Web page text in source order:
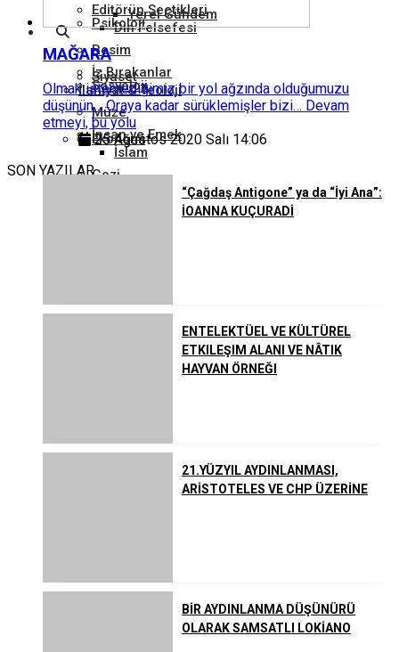
Din Felsefesi
İlahiyat & Teoloji
İslam
Hristiyanlık
Uzakdoğu Dinleri
Yerel Gündem
Siyaset
Ekonomi
Resim
Müze
Gezi
Psikoloji
Sosyoloji
Editörün Seçtikleri
İz Bırakanlar
İnsan ve Emek
Tarım ve Hayvancılık
MAĞARA
Olmak istemediğimiz bir yol ağzında olduğumuzu
düşünün… Oraya kadar sürüklemişler bizi… Devam
etmeyi, bu yolu
25 Ağustos 2020 Salı 14:06
SON YAZILAR
“Çağdaş Antigone” ya da “İyi Ana”:
İOANNA KUÇURADİ
ENTELEKTÜEL VE KÜLTÜREL
ETKILEŞIM ALANI VE NÂTIK
HAYVAN ÖRNEĞI
21.YÜZYIL AYDINLANMASI,
ARİSTOTELES VE CHP ÜZERİNE
BİR AYDINLANMA DÜŞÜNÜRÜ
OLARAK SAMSATLI LOKİANO